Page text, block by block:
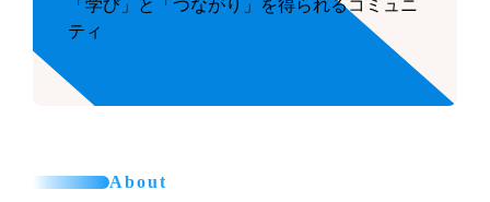
「学び」と「つながり」を得られるコミュニ
ティ
About